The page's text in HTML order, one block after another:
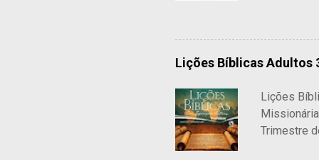
elaborado
cada
Lições Bíblicas Adultos
Lições
Trimestre